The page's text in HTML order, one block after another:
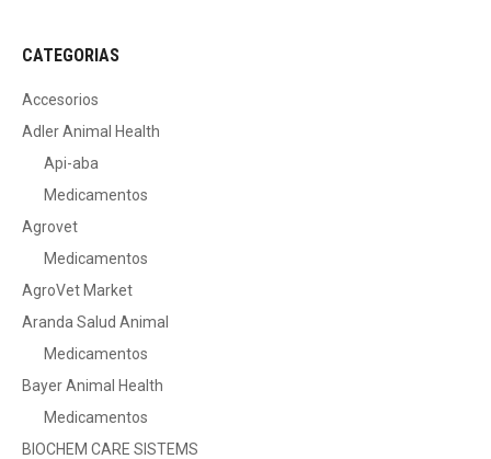
CATEGORIAS
Accesorios
Adler Animal Health
Api-aba
Medicamentos
Agrovet
Medicamentos
AgroVet Market
Aranda Salud Animal
Medicamentos
Bayer Animal Health
Medicamentos
BIOCHEM CARE SISTEMS